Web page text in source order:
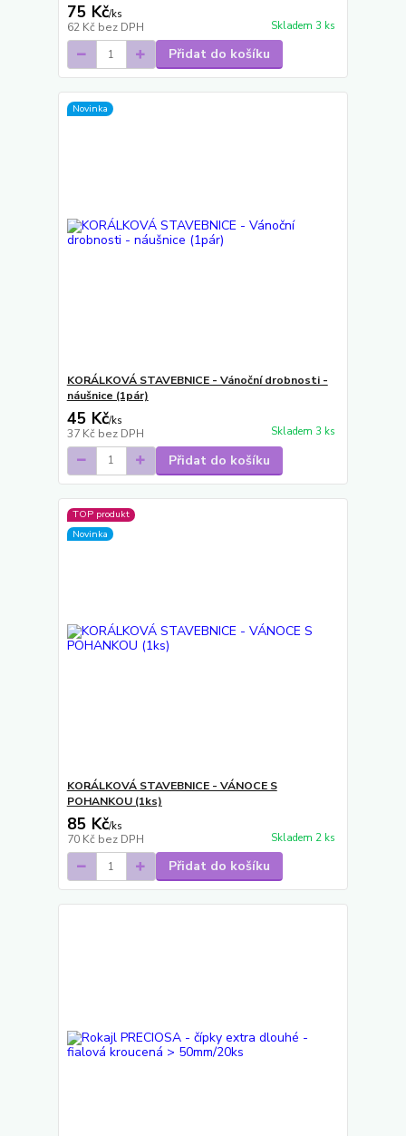
75 Kč/ks
62 Kč bez DPH Skladem 3 ks
Přidat do košíku
Novinka
KORÁLKOVÁ STAVEBNICE - Vánoční drobnosti -
náušnice (1pár)
45 Kč/ks
37 Kč bez DPH Skladem 3 ks
Přidat do košíku
TOP produkt
Novinka
KORÁLKOVÁ STAVEBNICE - VÁNOCE S
POHANKOU (1ks)
85 Kč/ks
70 Kč bez DPH Skladem 2 ks
Přidat do košíku